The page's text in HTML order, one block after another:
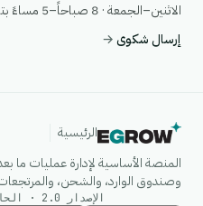
الاثنين–الجمعة · 8 صباحاً–5 مساءً بتوقيت غرينتش+1
إرسال شكوى→
الرئيسية
المنصة الأساسية لإدارة عمليات ما بعد
وصندوق الوارد، والشحن،
الإصدار 2.0 · الحالة: